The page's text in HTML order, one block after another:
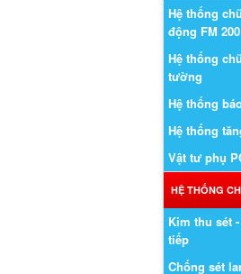
Hệ thống
động FM 200
Hệ thống
tường
Hệ thống
Hệ thống
Vật tư phụ
HỆ THỐNG
Kim thu sét
tiếp
Chống sét